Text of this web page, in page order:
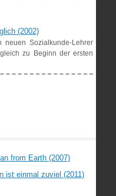
(2002)
Sozialkunde-Lehrer
zu Beginn der ersten
from Earth (2007)
ist einmal zuviel (2011)